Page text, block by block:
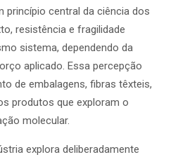
central da ciência dos
resistência e fragilidade
sistema, dependendo da
aplicado. Essa percepção
de embalagens, fibras têxteis,
produtos que exploram o
molecular.
explora deliberadamente